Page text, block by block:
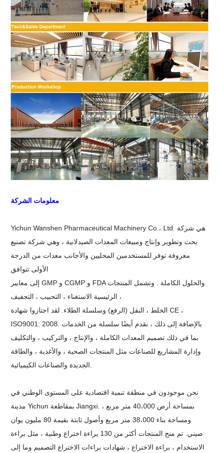
معلومات الشركة
Yichun Wanshen Pharmaceutical Machinery Co.، Ltd. هي شركة
بحث وتطوير وإنتاج ومبيعات المعدات الصيدلانية ، وهي شركة تصنيع
معروفة توفر للمستخدمين المحليين والأجانب معدات من الدرجة
الأولى تتوافق
إلى معايير GMP و CGMP و FDA
والحلول الكاملة
وتشمل المنتجات
الرئيسية الاستغناء ، التحبيب ، التجفيف ،
الخلط ، النقل (الرفع) وسلسلة الطلاء. لقد اجتازوا شهادة CE ،
ISO9001: 2008. بالإضافة إلى ذلك ، نقدم أيضًا سلسلة من الخدمات
بما في ذلك تصميم المعدات الكاملة ، والإنتاج ، والتركيب ، والتكليف
وإدارة المشاريع للصناعات مثل المنتجات الصحية ، والأغذية ، والطاقة
نحن موجودون في منطقة تنمية اقتصادية على المستوى الوطني في
مدينة Yichun بمقاطعة Jiangxi. بمساحة أرض 40،000 متر مربع ،
ومساحة بناء 38،000 متر مربع
وأصول ثابتة بقيمة 80 مليون يوان
صيني. تم منح المنتجات أكثر من 130 براءة اختراع وطنية ، مثل
براءة
الاستخدام ، براءة الاختراع ، شهادات براءات الاختراع التصميم وما إلى